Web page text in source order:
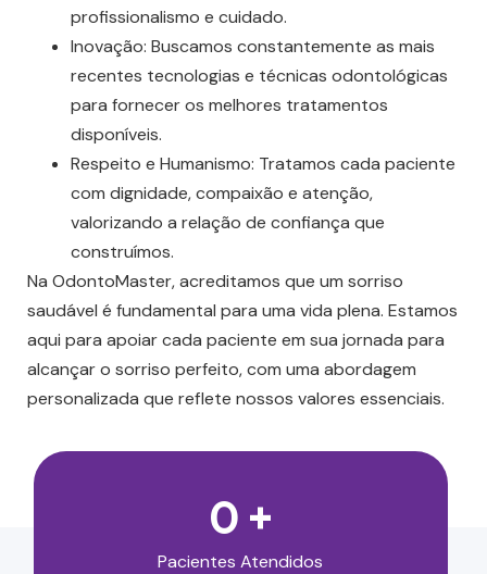
profissionalismo e cuidado.
Inovação: Buscamos constantemente as mais
recentes tecnologias e técnicas odontológicas
para fornecer os melhores tratamentos
disponíveis.
Respeito e Humanismo: Tratamos cada paciente
com dignidade, compaixão e atenção,
valorizando a relação de confiança que
construímos.
Na OdontoMaster, acreditamos que um sorriso
saudável é fundamental para uma vida plena. Estamos
aqui para apoiar cada paciente em sua jornada para
alcançar o sorriso perfeito, com uma abordagem
personalizada que reflete nossos valores essenciais.
Pacientes Atendidos
0 +